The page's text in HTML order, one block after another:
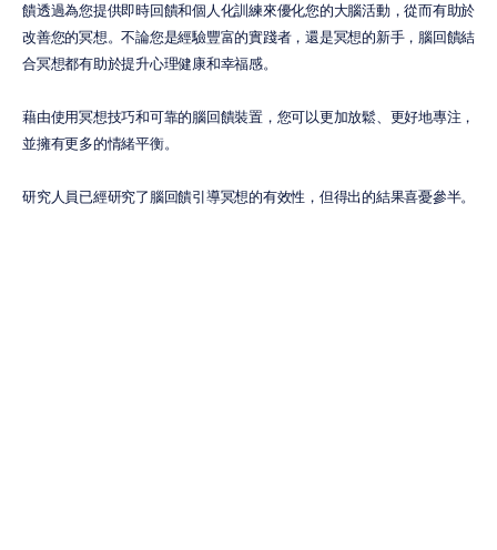
饋透過為您提供即時回饋和個人化訓練來優化您的大腦活動，從而有助於
改善您的冥想。不論您是經驗豐富的實踐者，還是冥想的新手，腦回饋結
合冥想都有助於提升心理健康和幸福感。
藉由使用冥想技巧和可靠的腦回饋裝置，您可以更加放鬆、更好地專注，
並擁有更多的情緒平衡。
研究人員已經研究了腦回饋引導冥想的有效性，但得出的結果喜憂參半。